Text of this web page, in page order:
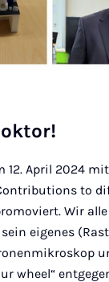
12. April 2024
to
Wir
eigenes
wheel“